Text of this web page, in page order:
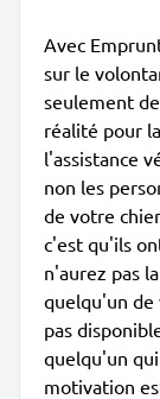
Avec
sur le
seulement
réalité pour
l'assistance
non les
de votre
c'est qu'ils
n'aurez pas
quelqu'un
pas
quelqu'un
motivation